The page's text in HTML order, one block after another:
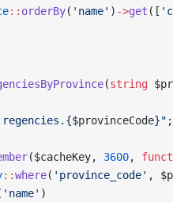
:: orderBy( 'name' ) ->get ([
(string
$provinceCode}" ;
($cacheKey, 3600,
::where( 'province_code' ,
'name' )